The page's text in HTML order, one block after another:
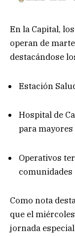
En la Capital,
operan de
destacándose
Estación
Hospital de
para mayores
Operativos
Como nota
que el
jornada